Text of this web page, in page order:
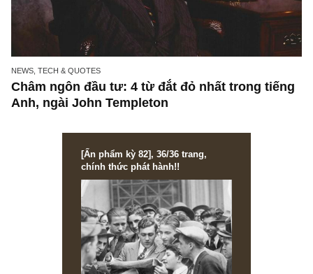
NEWS, TECH & QUOTES
Anh, ngài John Templeton
[Ấn phẩm kỳ 82], 36/36 trang,
chính thức phát hành!!